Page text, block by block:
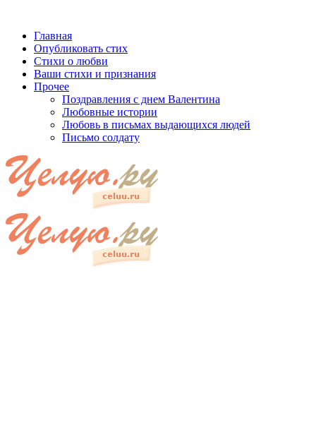
Главная
Опубликовать стих
Стихи о любви
Ваши стихи и признания
Прочее
Поздравления с днем Валентина
Любовные истории
Любовь в письмах выдающихся людей
Письмо солдату